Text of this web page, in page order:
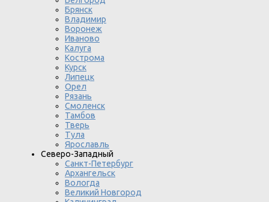
Брянск
Владимир
Воронеж
Иваново
Калуга
Кострома
Курск
Липецк
Орел
Рязань
Смоленск
Тамбов
Тверь
Тула
Ярославль
Северо-Западный
Санкт-Петербург
Архангельск
Вологда
Великий Новгород